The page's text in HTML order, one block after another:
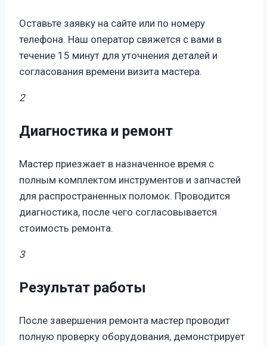
Оставьте заявку на сайте или по номеру
телефона. Наш оператор свяжется с вами в
течение 15 минут для уточнения деталей и
согласования времени визита мастера.
2
Диагностика и ремонт
Мастер приезжает в назначенное время с
полным комплектом инструментов и запчастей
для распространенных поломок. Проводится
диагностика, после чего согласовывается
стоимость ремонта.
3
Результат работы
После завершения ремонта мастер проводит
полную проверку оборудования, демонстрирует